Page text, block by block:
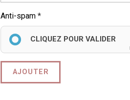
Anti-spam
CLIQUEZ POUR VALIDER
AJOUTER